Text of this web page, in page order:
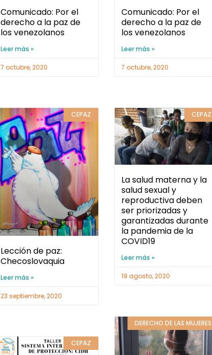
Comunicado: Por el
derecho a la paz de
los venezolanos
Leer más »
7 octubre, 2020
Comunicado: Por el
derecho a la paz de
los venezolanos
Leer más »
7 octubre, 2020
CEPAZ
Lección de paz:
Checoslovaquia
Leer más »
23 septiembre, 2020
CEPAZ
La salud materna y la
salud sexual y
reproductiva deben
ser priorizadas y
garantizadas durante
la pandemia de la
COVID19
Leer más »
19 agosto, 2020
CEPAZ
DERECHO DE LAS MUJERES